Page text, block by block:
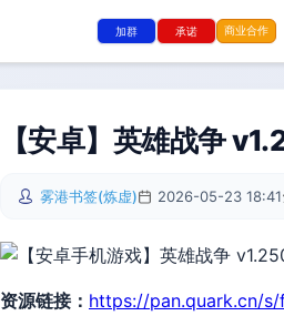
加群 承诺 商业合作
【安卓】英雄战争
雾港书签(炼虚) 2026-05-23 18:41
资源链接： https://pan.quark.cn/